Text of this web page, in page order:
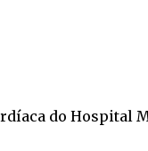
do Hospital